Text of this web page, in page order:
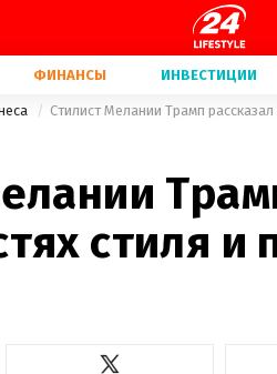
ФИНАНСЫ ИНВЕСТИЦИИ
Стилист Мелании Трамп
стиля и